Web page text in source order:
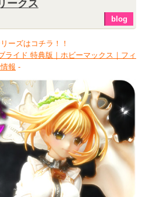
ークス
blog
ーズはコチラ！！
ライド 特典版｜ホビーマックス｜フィ
報 -